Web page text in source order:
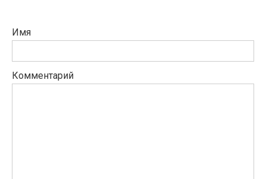
Имя
Комментарий